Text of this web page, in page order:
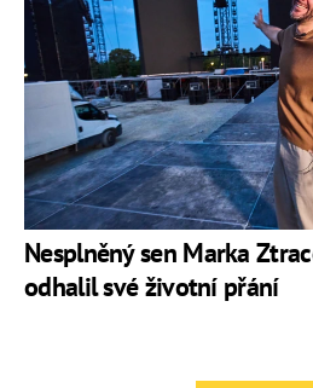
Nesplněný sen Marka
odhalil své životní přání